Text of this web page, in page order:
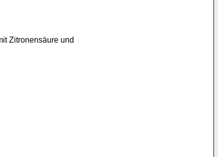
Zitronensäure und